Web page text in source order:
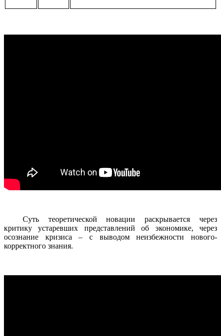
Суть теоретической новации раскрывается через
критику устаревших представлений об экономике, через
осознание кризиса – с выводом неизбежности нового-
корректного знания.